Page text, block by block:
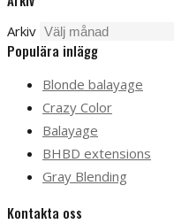
Arkiv
Populära inlägg
Blonde balayage
Crazy Color
Balayage
BHBD extensions
Gray Blending
Kontakta oss